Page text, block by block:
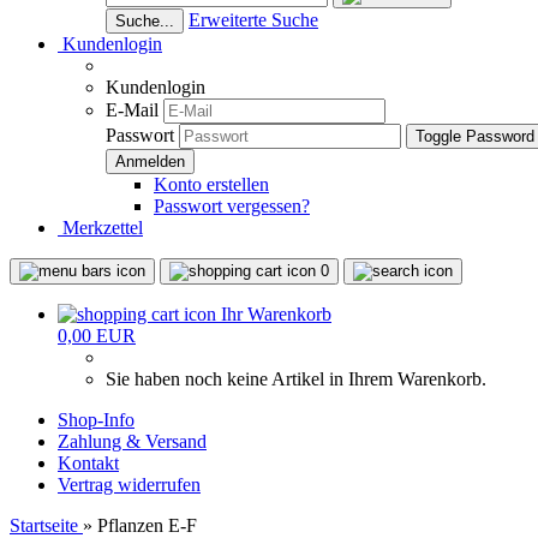
Suche...
Erweiterte Suche
Kundenlogin
Kundenlogin
E-Mail
Passwort
Toggle
Konto erstellen
Passwort vergessen?
Merkzettel
0
Ihr Warenkorb
0,00 EUR
Sie haben noch keine Artikel in Ihrem Warenkorb.
Shop-Info
Zahlung & Versand
Kontakt
Vertrag widerrufen
Startseite » Pflanzen E-F